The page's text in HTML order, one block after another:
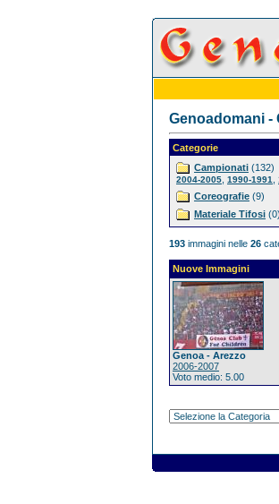
Genoadomani -
Categorie
Campionati (132)
2004-2005 1990-1991
Coreografie (9)
Materiale Tifosi (0)
193 immagini nelle 26
Nuove Immagini
Genoa - Arezzo
2006-2007
Voto medio: 5.00